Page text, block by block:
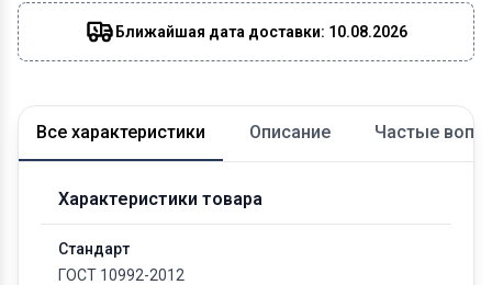
Ближайшая дата доставки: 10.08.2026
Все характеристики Описание Частые
Характеристики товара
Стандарт
ГОСТ 10992-2012